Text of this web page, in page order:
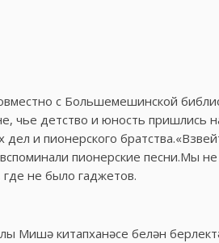
с Большемешинской
чье детство и юность пришлись
и пионерского
пионерские песни.Мы
не было гаджетов.
Мишә китапханәсе белән